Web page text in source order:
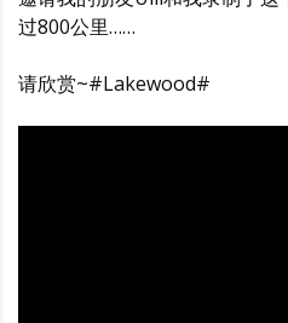
过800公里……
请欣赏~#Lakewood#